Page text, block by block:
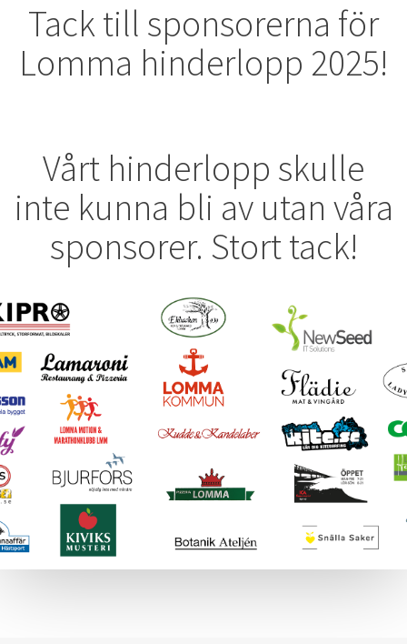
Tack till sponsorerna för
Lomma hinderlopp 2025!
Vårt hinderlopp skulle
inte kunna bli av utan våra
sponsorer. Stort tack!